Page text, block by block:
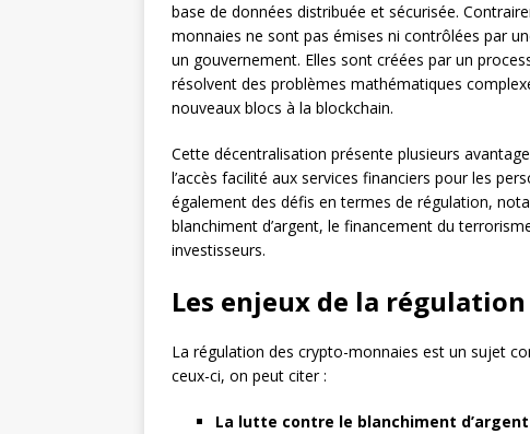
base de données distribuée et sécurisée.
monnaies ne sont pas émises ni contrôlées par
un gouvernement. Elles sont créées par un
résolvent des problèmes mathématiques
nouveaux blocs à la blockchain.
Cette décentralisation présente plusieurs
l’accès facilité aux services financiers pour les
également des défis en termes de régulation,
blanchiment d’argent, le financement du
investisseurs.
Les enjeux de la
La régulation des crypto-monnaies est un sujet
ceux-ci, on peut citer :
La lutte contre le blanchiment